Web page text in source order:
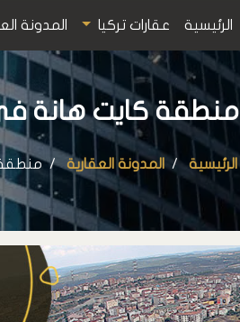
الرئيسية عقارات تركيا المدونة
منطقة كايت هانة في
الرئيسية المدونة العقارية منطقة